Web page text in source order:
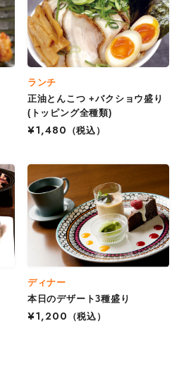
ランチ
正油とんこつ +バクショウ盛り
(トッピング全種類)
¥1,480
（税込）
ディナー
本日のデザート3種盛り
¥1,200
（税込）